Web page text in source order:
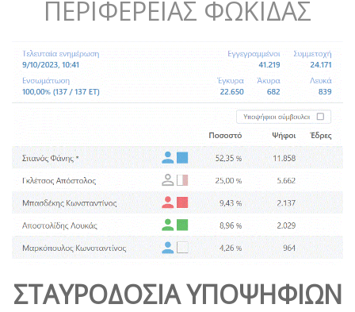
ΠΕΡΙΦΕΡΕΙΑΣ ΦΩΚΙΔΑΣ
ΣΤΑΥΡΟΔΟΣΙΑ ΥΠΟΨΗΦΙΩΝ